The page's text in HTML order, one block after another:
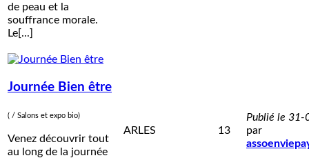
de peau et la
souffrance morale.
Le[...]
Journée Bien être
( / Salons et expo bio)
Venez découvrir tout
au long de la journée
ARLES 13
Publié le 31-
par